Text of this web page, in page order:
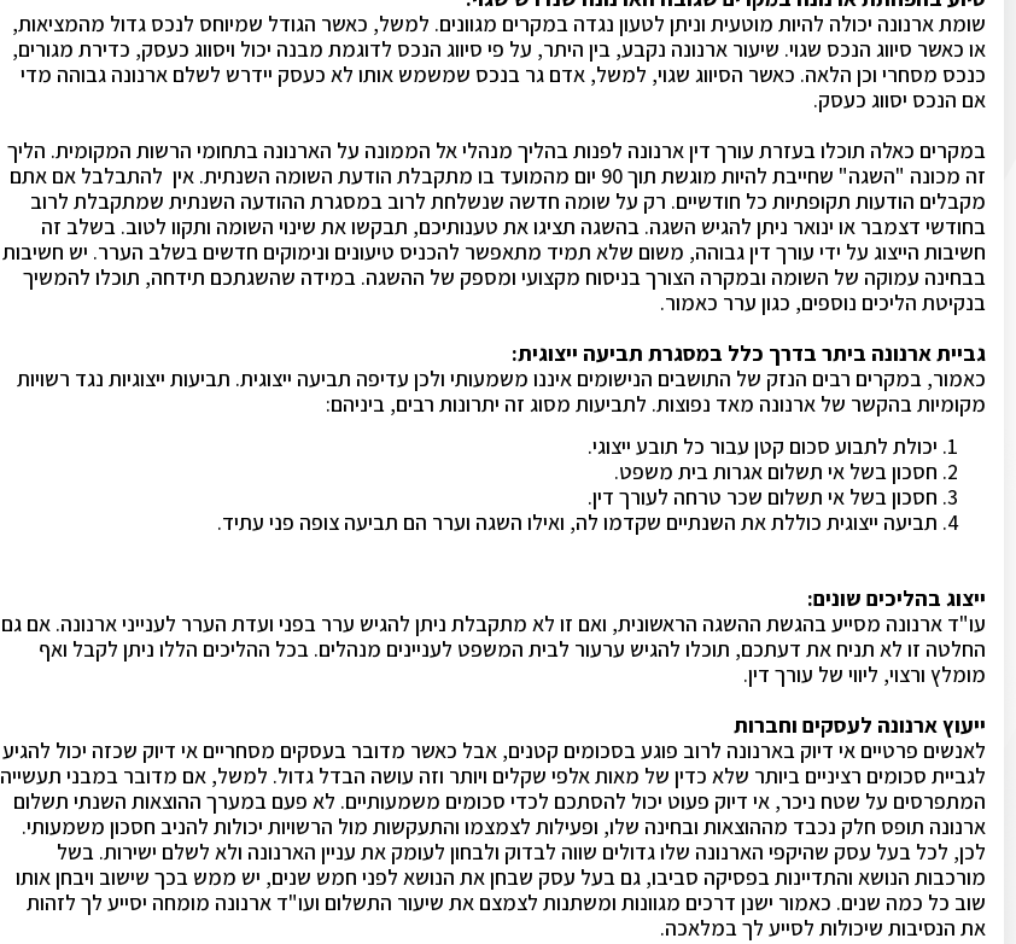
שומת ארנונה יכולה להיות מוטעית וניתן לטעון נגדה במקרים מגוונים. למשל, כאשר הגודל שמיוחס לנכס גדול מהמציאות,
או כאשר סיווג הנכס שגוי. שיעור ארנונה נקבע, בין היתר, על פי סיווג הנכס לדוגמת מבנה יכול ויסווג כעסק, כדירת מגורים,
כנכס מסחרי וכן הלאה. כאשר הסיווג שגוי, למשל, אדם גר בנכס שמשמש אותו לא כעסק יידרש לשלם ארנונה גבוהה מדי
אם הנכס יסווג כעסק.
במקרים כאלה תוכלו בעזרת עורך דין ארנונה לפנות בהליך מנהלי אל הממונה על הארנונה בתחומי הרשות המקומית. הליך
זה מכונה "השגה" שחייבת להיות מוגשת תוך90 יום מהמועד בו מתקבלת הודעת השומה השנתית. אין להתבלבל אם אתם
מקבלים הודעות תקופתיות כל חודשיים. רק על שומה חדשה שנשלחת לרוב במסגרת ההודעה השנתית שמתקבלת לרוב
בחודשי דצמבר או ינואר ניתן להגיש השגה. בהשגה תציגו את טענותיכם, תבקשו את שינוי השומה ותקוו לטוב. בשלב זה
חשיבות הייצוג על ידי עורך דין גבוהה, משום שלא תמיד מתאפשר להכניס טיעונים ונימוקים חדשים בשלב הערר. יש חשיבות
בבחינה עמוקה של השומה ובמקרה הצורך בניסוח מקצועי ומספק של ההשגה. במידה שהשגתכם תידחה, תוכלו להמשיך
בנקיטת הליכים נוספים, כגון ערר כאמור.
גביית ארנונה ביתר בדרך כלל במסגרת תביעה ייצוגית:
כאמור, במקרים רבים הנזק של התושבים הנישומים איננו משמעותי ולכן עדיפה תביעה ייצוגית. תביעות ייצוגיות נגד רשויות
מקומיות בהקשר של ארנונה מאד נפוצות. לתביעות מסוג זה יתרונות רבים, ביניהם:
יכולת לתבוע סכום קטן עבור כל תובע ייצוגי.
חסכון בשל אי תשלום אגרות בית משפט.
חסכון בשל אי תשלום שכר טרחה לעורך דין.
תביעה ייצוגית כוללת את השנתיים שקדמו לה, ואילו השגה וערר הם תביעה צופה פני עתיד.
ייצוג בהליכים שונים:
עו"ד ארנונה מסייע בהגשת ההשגה הראשונית, ואם זו לא מתקבלת ניתן להגיש ערר בפני ועדת הערר לענייני ארנונה. אם גם
החלטה זו לא תניח את דעתכם, תוכלו להגיש ערעור לבית המשפט לעניינים מנהלים. בכל ההליכים הללו ניתן לקבל ואף
מומלץ ורצוי, ליווי של עורך דין.
ייעוץ ארנונה לעסקים וחברות
לאנשים פרטיים אי דיוק בארנונה לרוב פוגע בסכומים קטנים, אבל כאשר מדובר בעסקים מסחריים אי דיוק שכזה יכול להגיע
לגביית סכומים רציניים ביותר שלא כדין של מאות אלפי שקלים ויותר וזה עושה הבדל גדול. למשל, אם מדובר במבני תעשייה
המתפרסים על שטח ניכר, אי דיוק פעוט יכול להסתכם לכדי סכומים משמעותיים. לא פעם במערך ההוצאות השנתי תשלום
ארנונה תופס חלק נכבד מההוצאות ובחינה שלו, ופעילות לצמצמו והתעקשות מול הרשויות יכולות להניב חסכון משמעותי.
לכן, לכל בעל עסק שהיקפי הארנונה שלו גדולים שווה לבדוק ולבחון לעומק את עניין הארנונה ולא לשלם ישירות. בשל
מורכבות הנושא והתדיינות בפסיקה סביבו, גם בעל עסק שבחן את הנושא לפני חמש שנים, יש ממש בכך שישוב ויבחן אותו
שוב כל כמה שנים. כאמור ישנן דרכים מגוונות ומשתנות לצמצם את שיעור התשלום ועו"ד ארנונה מומחה יסייע לך לזהות
את הנסיבות שיכולות לסייע לך במלאכה.